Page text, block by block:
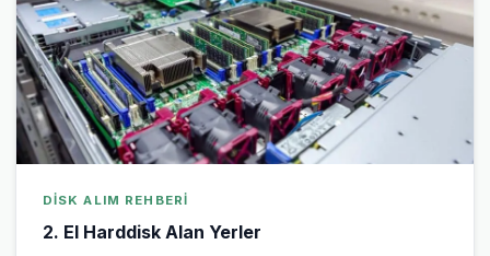
DISK ALIM REHBERI
2. El Harddisk Alan Yerler